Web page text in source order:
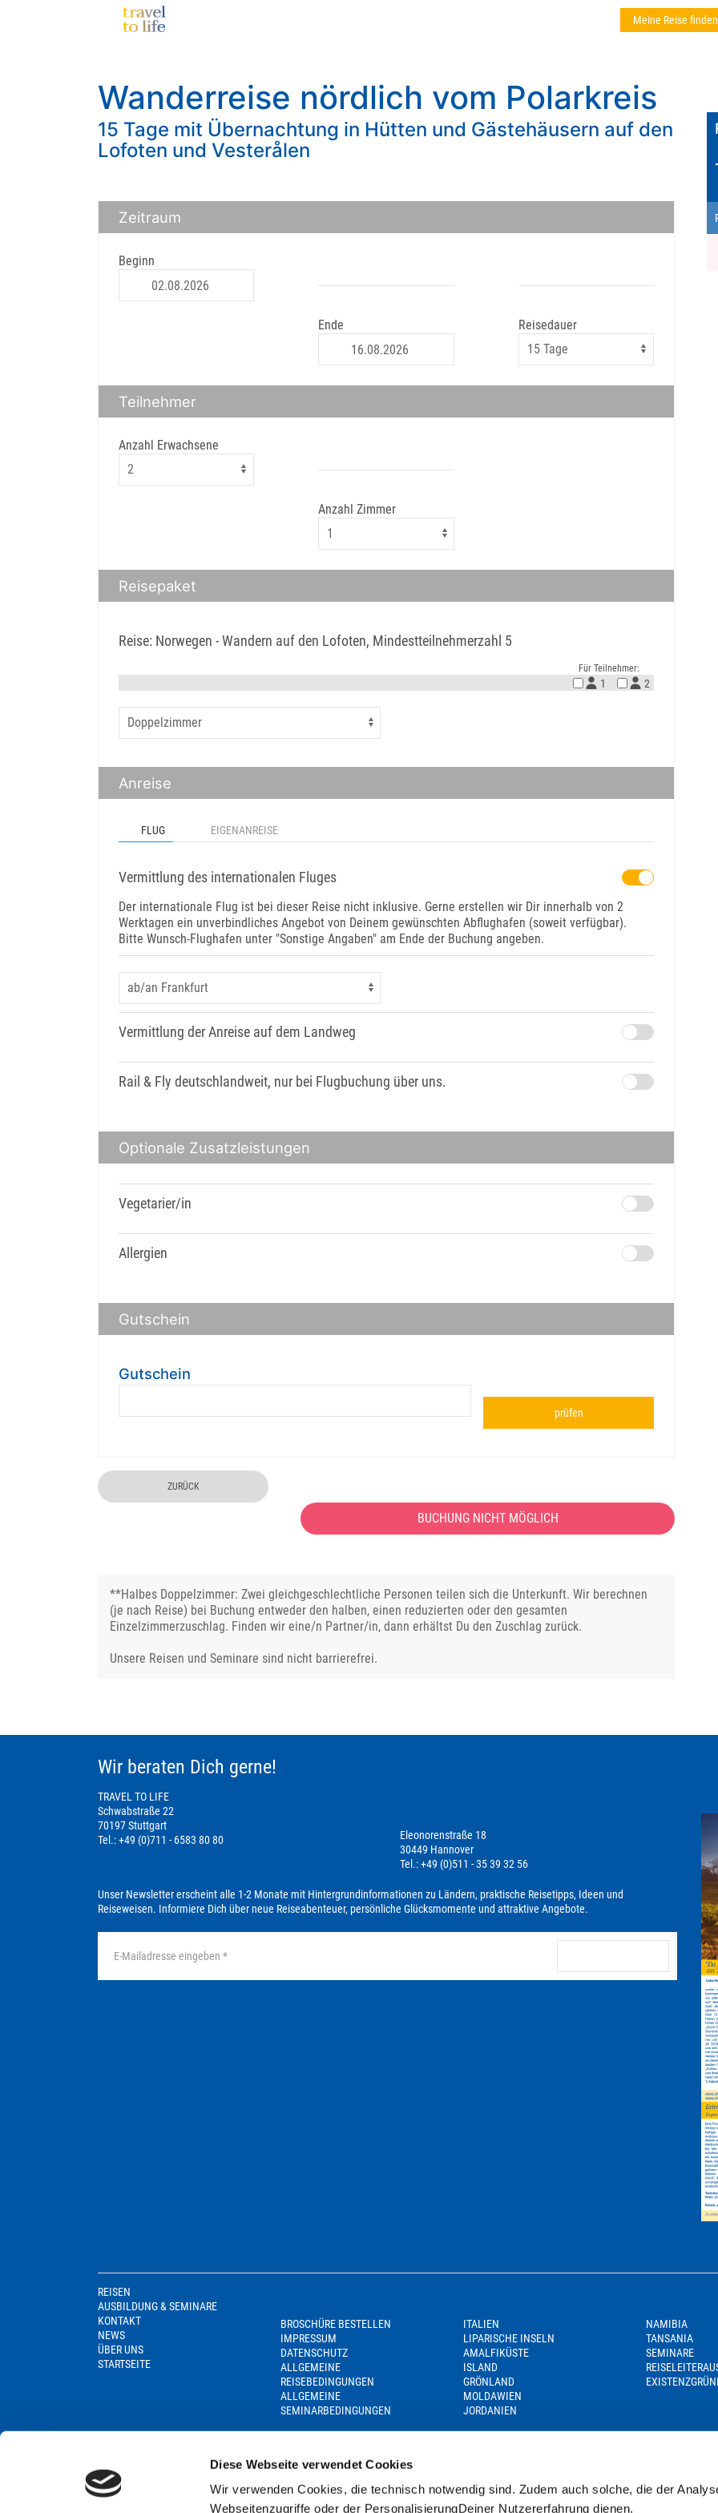
Diese Webseite verwendet Cookies
Wir verwenden Cookies, die technisch notwendig sind. Zudem auch solche, die der
Webseitenzugriffe oder der PersonalisierungDeiner Nutzererfahrung dienen.
Meine Reise finden
Wanderreise nördlich vom Polarkreis
15 Tage mit Übernachtung in Hütten und Gästehäusern auf den
Lofoten und Vesterålen
Zeitraum
Beginn
Ende Reisedauer
Teilnehmer
Anzahl Erwachsene
Anzahl Zimmer
Reisepaket
Reise: Norwegen - Wandern auf den Lofoten, Mindestteilnehmerzahl 5
Für Teilnehmer:
1 2
Anreise
FLUG EIGENANREISE
Vermittlung des internationalen Fluges
Der internationale Flug ist bei dieser Reise nicht inklusive. Gerne erstellen wir Dir innerhalb von 2
Werktagen ein unverbindliches Angebot von Deinem gewünschten Abflughafen (soweit verfügbar).
Bitte Wunsch-Flughafen unter "Sonstige Angaben" am Ende der Buchung angeben.
Vermittlung der Anreise auf dem Landweg
Rail & Fly deutschlandweit, nur bei Flugbuchung über uns.
Optionale Zusatzleistungen
Vegetarier/in
Allergien
Gutschein
Gutschein
prüfen
ZURÜCK
BUCHUNG NICHT MÖGLICH
**Halbes Doppelzimmer: Zwei gleichgeschlechtliche Personen teilen sich die Unterkunft. Wir berechnen
(je nach Reise) bei Buchung entweder den halben, einen reduzierten oder den gesamten
Einzelzimmerzuschlag. Finden wir eine/n Partner/in, dann erhältst Du den Zuschlag zurück.
Unsere Reisen und Seminare sind nicht barrierefrei.
Wir beraten Dich gerne!
TRAVEL TO LIFE
Schwabstraße 22
70197 Stuttgart
Tel.: +49 (0)711 - 6583 80 80
Eleonorenstraße 18
30449 Hannover
Tel.: +49 (0)511 - 35 39 32 56
Unser Newsletter erscheint alle 1-2 Monate mit Hintergrundinformationen zu Ländern, praktische Reisetipps, Ideen und
Reiseweisen. Informiere Dich über neue Reiseabenteuer, persönliche Glücksmomente und attraktive Angebote.
REISEN
AUSBILDUNG & SEMINARE
KONTAKT
NEWS
ÜBER UNS
STARTSEITE
BROSCHÜRE BESTELLEN
IMPRESSUM
DATENSCHUTZ
ALLGEMEINE
REISEBEDINGUNGEN
ALLGEMEINE
SEMINARBEDINGUNGEN
ITALIEN
LIPARISCHE INSELN
AMALFIKÜSTE
ISLAND
GRÖNLAND
MOLDAWIEN
JORDANIEN
NAMIBIA
TANSANIA
SEMINARE